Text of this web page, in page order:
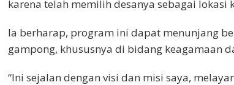
karena telah memilih desanya sebagai lokasi
Ia berharap, program ini dapat menunjang
gampong, khususnya di bidang keagamaan
“Ini sejalan dengan visi dan misi saya,